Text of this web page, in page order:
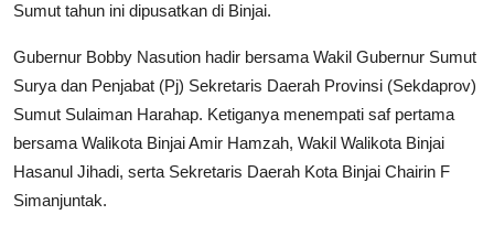
Sumut tahun ini dipusatkan di Binjai.
Gubernur Bobby Nasution hadir bersama Wakil Gubernur Sumut
Surya dan Penjabat (Pj) Sekretaris Daerah Provinsi (Sekdaprov)
Sumut Sulaiman Harahap. Ketiganya menempati saf pertama
bersama Walikota Binjai Amir Hamzah, Wakil Walikota Binjai
Hasanul Jihadi, serta Sekretaris Daerah Kota Binjai Chairin F
Simanjuntak.